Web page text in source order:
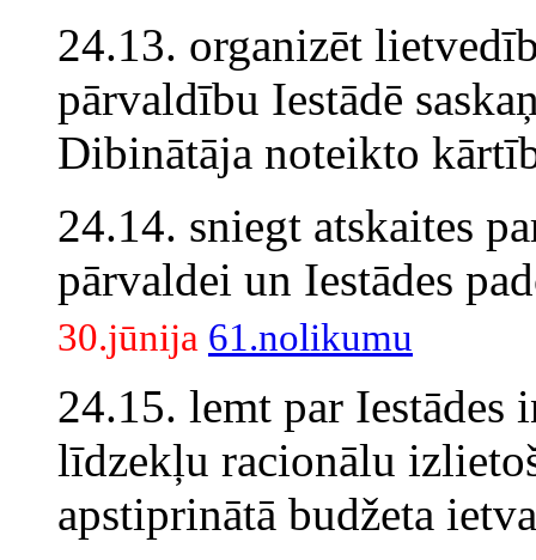
24.13. organizēt
pārvaldību Iestādē
Dibinātāja noteikto
24.14. sniegt atskaites
pārvaldei un Iestādes
30.jūnija 61.nolikumu
24.15. lemt par Iestādes
līdzekļu racionālu
apstiprinātā budžeta